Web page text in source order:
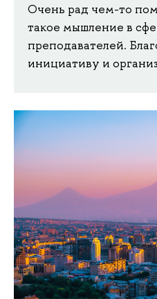
Очень рад чем-то
такое мышление в
преподавателей.
инициативу и